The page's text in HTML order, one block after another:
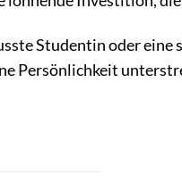
Studentin oder
Persönlichkeit